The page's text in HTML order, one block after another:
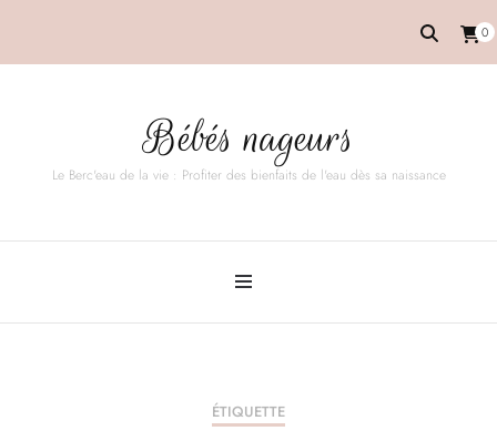
0
Bébés nageurs
Le Berc'eau de la vie : Profiter des bienfaits de l'eau dès sa naissance
ÉTIQUETTE